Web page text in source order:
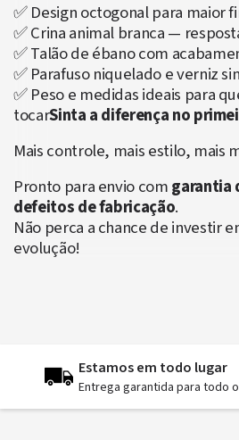
✅ Design octogonal para maior
✅ Crina animal branca —
✅ Talão de ébano com
✅ Parafuso niquelado e verniz
✅ Peso e medidas ideais para
tocarSinta a diferença no
Mais controle, mais estilo, mais
Pronto para envio comgarantia
defeitos de fabricação.
Não perca a chance de investir
evolução!
Estamos em todo lugar
Entrega garantida para todo